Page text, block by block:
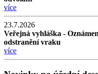
více
23.7.2026
Veřejná vyhláška -
odstranění vraku
více